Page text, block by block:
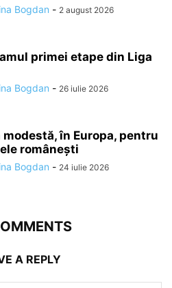
Bogdan - 2 august 2026
primei etape din Liga
Bogdan - 26 iulie 2026
modestă, în Europa, pentru
românești
Bogdan - 24 iulie 2026
A REPLY